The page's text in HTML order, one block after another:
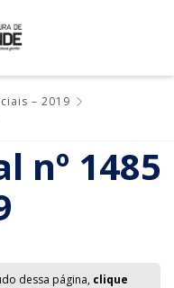
– 2019
nº 1485
dessa página, clique